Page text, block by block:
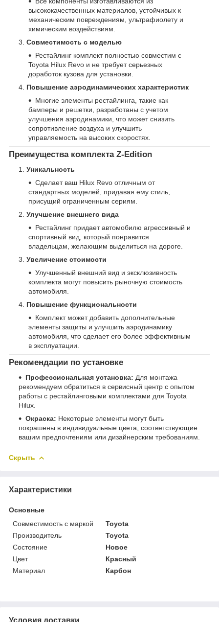
высококачественных материалов, устойчивых к
механическим повреждениям, ультрафиолету и
химическим воздействиям.
Совместимость с моделью
Рестайлинг комплект полностью совместим с
Toyota Hilux Revo и не требует серьезных
доработок кузова для установки.
Повышение аэродинамических характеристик
Многие элементы рестайлинга, такие как
бамперы и решетки, разработаны с учетом
улучшения аэродинамики, что может снизить
сопротивление воздуха и улучшить
управляемость на высоких скоростях.
Преимущества комплекта Z-Edition
Уникальность
Сделает ваш Hilux Revo отличным от
стандартных моделей, придавая ему стиль,
присущий ограниченным сериям.
Улучшение внешнего вида
Рестайлинг придает автомобилю агрессивный и
спортивный вид, который понравится
владельцам, желающим выделиться на дороге.
Увеличение стоимости
Улучшенный внешний вид и эксклюзивность
комплекта могут повысить рыночную стоимость
автомобиля.
Повышение функциональности
Комплект может добавить дополнительные
элементы защиты и улучшить аэродинамику
автомобиля, что сделает его более эффективным
в эксплуатации.
Рекомендации по установке
Профессиональная установка: Для монтажа
рекомендуем обратиться в сервисный центр с опытом
работы с рестайлинговыми комплектами для Toyota
Hilux.
Окраска: Некоторые элементы могут быть
покрашены в индивидуальные цвета, соответствующие
вашим предпочтениям или дизайнерским требованиям.
Скрыть
Характеристики
Основные
Совместимость с маркой
Toyota
Производитель
Toyota
Состояние
Новое
Цвет
Красный
Материал
Карбон
Условия доставки